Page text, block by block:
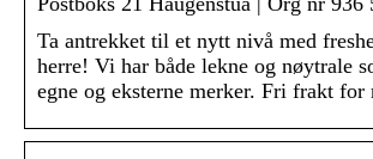
Ta antrekket til et nytt nivå med
herre! Vi har både lekne og nøytrale
egne og eksterne merker. Fri frakt for